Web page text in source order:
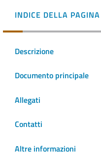
INDICE DELLA PAGINA
Descrizione
Documento principale
Allegati
Contatti
Altre informazioni